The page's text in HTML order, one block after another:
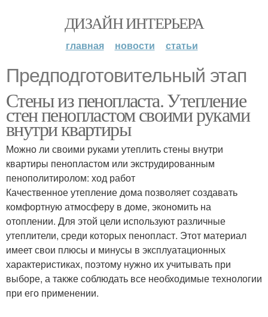
ДИЗАЙН ИНТЕРЬЕРА
главная новости статьи
Предподготовительный этап
Стены из пенопласта. Утепление
стен пенопластом своими руками
внутри квартиры
Можно ли своими руками утеплить стены внутри
квартиры пенопластом или экструдированным
пенополитиролом: ход работ
Качественное утепление дома позволяет создавать
комфортную атмосферу в доме, экономить на
отоплении. Для этой цели используют различные
утеплители, среди которых пенопласт. Этот материал
имеет свои плюсы и минусы в эксплуатационных
характеристиках, поэтому нужно их учитывать при
выборе, а также соблюдать все необходимые технологии
при его применении.